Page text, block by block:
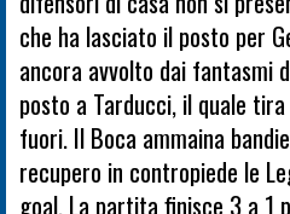
che ha lasciato il posto per
ancora avvolto dai fantasmi
posto a Tarducci, il quale
fuori. Il Boca ammaina
recupero in contropiede le
goal. La partita finisce 3 a 1